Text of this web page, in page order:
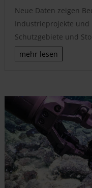
Neue Daten zeigen
Industrieprojekte und
Schutzgebiete und
mehr lesen